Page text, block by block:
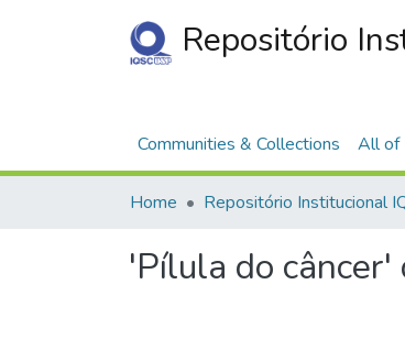
Repositório
Communities & Collections All of
Home
'Pílula do